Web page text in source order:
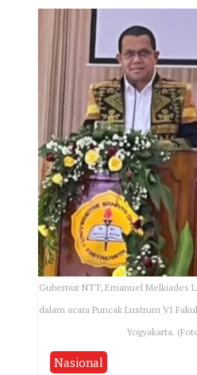
Gubernur NTT, Emanuel Melkiades
dalam acara Puncak Lustrum VI
Yogyakarta.
Nasional